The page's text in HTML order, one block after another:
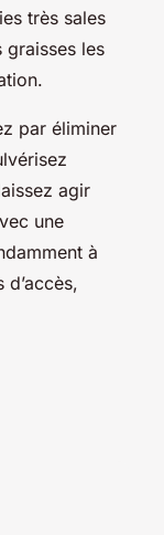
très sales
graisses les
par éliminer
agir
une
à